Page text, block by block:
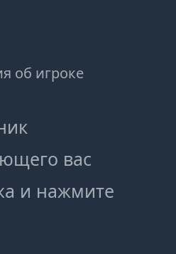
об игроке
вас
и нажмите